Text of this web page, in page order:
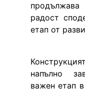
радост
етап от
напълно
важен етап